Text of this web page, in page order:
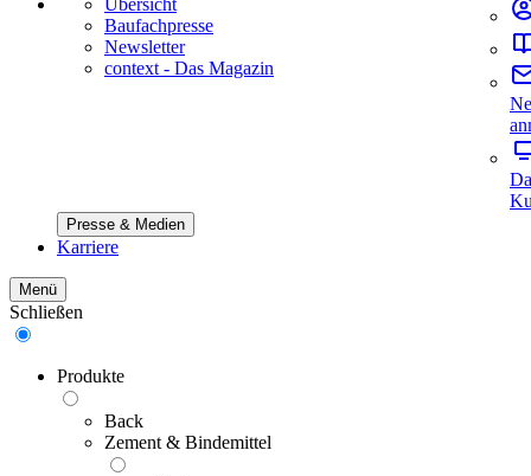
Übersicht
Baufachpresse
Newsletter
context - Das Magazin
Presse & Medien
Karriere
Menü
Schließen
Produkte
Back
Zement & Bindemittel